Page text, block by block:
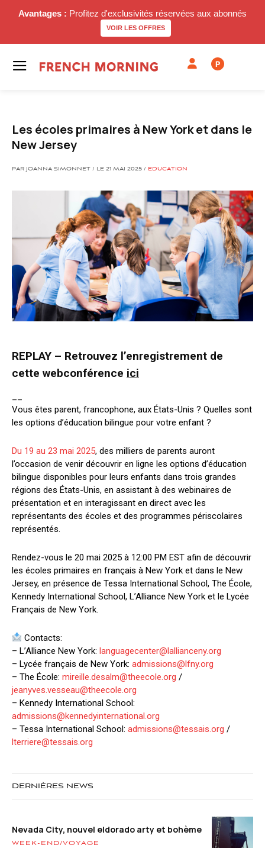
Avantages : Profitez d'exclusivités réservées aux abonnés
VOIR LES OFFRES
P
Les écoles primaires à New York et dans le
New Jersey
PAR JOANNA SIMONNET / LE 21 MAI 2025 / EDUCATION
REPLAY – Retrouvez l’enregistrement de
cette webconférence ici
Vous êtes parent, francophone, aux États-Unis ? Quelles sont
les options d’éducation bilingue pour votre enfant ?
Du 19 au 23 mai 2025, des milliers de parents auront
l’occasion de venir découvrir en ligne les options d’éducation
bilingue disponibles pour leurs enfants dans trois grandes
régions des États-Unis, en assistant à des webinaires de
présentation et en interagissant en direct avec les
représentants des écoles et des programmes périscolaires
représentés.
Rendez-vous le 20 mai 2025 à 12:00 PM EST afin de découvrir
les écoles primaires en français à New York et dans le New
Jersey, en présence de Tessa International School, The École,
Kennedy International School, L’Alliance New York et le Lycée
Français de New York.
Contacts:
– L’Alliance New York: languagecenter@lallianceny.org
– Lycée français de New York: admissions@lfny.org
– The École: mireille.desalm@theecole.org /
jeanyves.vesseau@theecole.org
– Kennedy International School:
admissions@kennedyinternational.org
– Tessa International School: admissions@tessais.org /
lterriere@tessais.org
DERNIÈRES NEWS
Nevada City, nouvel eldorado arty et bohème
WEEK-END/VOYAGE